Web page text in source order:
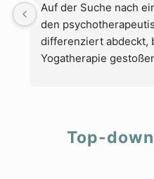
Auf der Suche nach
den
differenziert abdeckt,
Yogatherapie
viele terminliche
Top-